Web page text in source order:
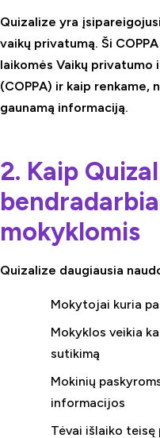
Quizalize yra
vaikų privatumą. Ši
laikomės Vaikų
(COPPA) ir kaip renkame,
gaunamą informaciją.
2. Kaip
mokyklomis
Quizalize daugiausia
Mokytojai kuria
Mokyklos veikia
sutikimą
Mokinių
informacijos
Tėvai išlaiko